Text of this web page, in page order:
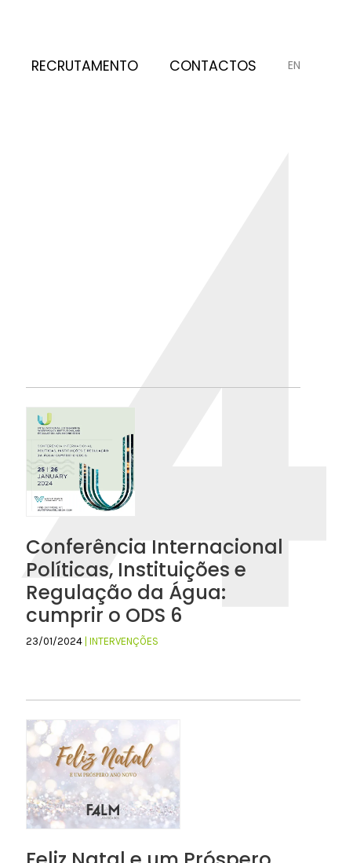
RECRUTAMENTO CONTACTOS EN
Conferência Internacional
Políticas, Instituições e
Regulação da Água:
cumprir o ODS 6
23/01/2024 | INTERVENÇÕES